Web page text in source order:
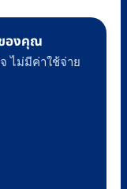
องคุณ
ไม่มีค่าใช้จ่าย